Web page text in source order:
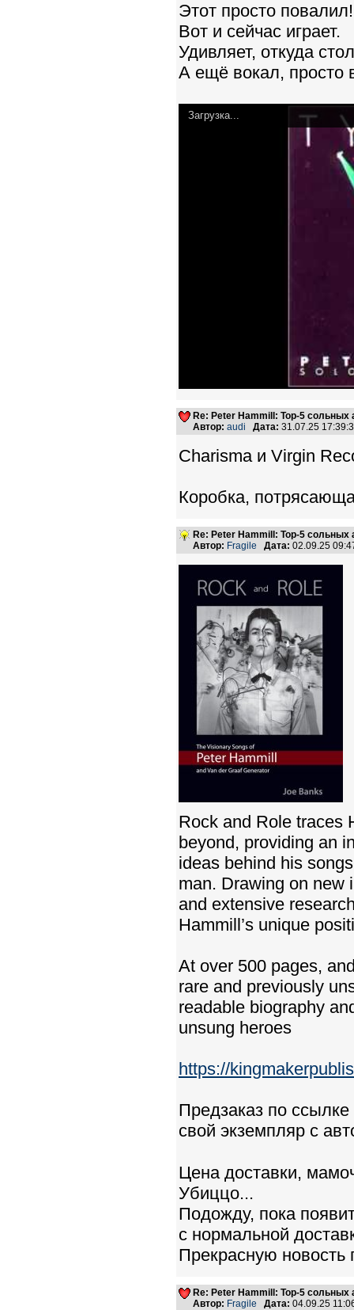
Этот просто
Вот и сейчас играет.
Удивляет, откуда
А ещё вокал, просто
Загрузка...
Re: Peter Hammill: Top-5 сольных
Автор: audi Дата: 31.07.25
Charisma и Virgin
Коробка,
Re: Peter Hammill: Top-5 сольных
Автор: Fragile Дата: 02.09.25
Rock and Role traces
beyond, providing an
ideas behind his
man. Drawing on new
and extensive
Hammill’s unique
At over 500 pages,
rare and previously
readable biography
unsung heroes
https://
Предзаказ по ссылке
свой экземпляр с
Цена доставки,
Убиццо...
Подожду, пока
с нормальной
Прекрасную новость
Re: Peter Hammill: Top-5 сольных
Автор: Fragile Дата: 04.09.25